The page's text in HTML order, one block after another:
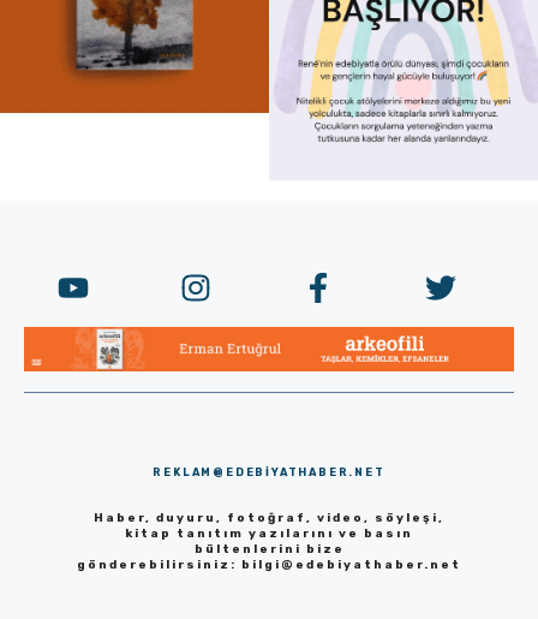
REKLAM@EDEBIYATHABER.NET
Haber, duyuru, fotoğraf, video, söyleşi,
kitap tanıtım yazılarını ve basın
bültenlerini bize
gönderebilirsiniz: bilgi@edebiyathaber.net